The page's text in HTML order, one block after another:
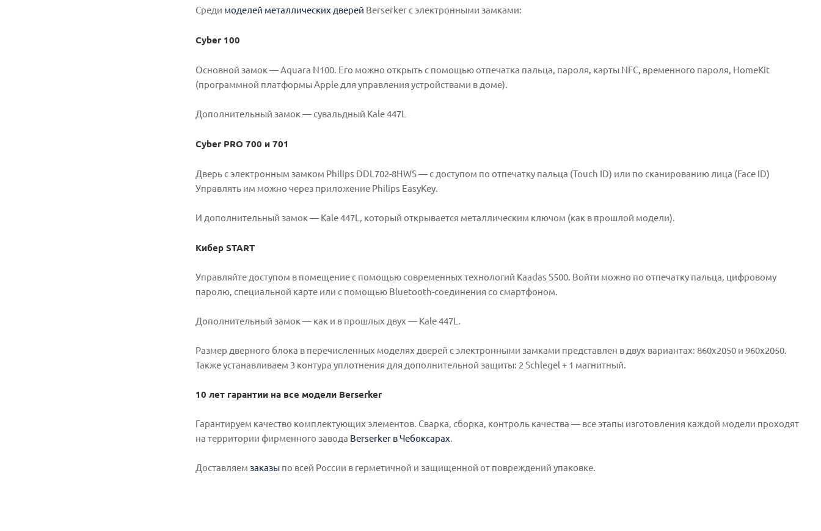
Среди моделей металлических дверей Berserker с электронными замками:
Cyber 100
Основной замок — Aquara N100. Его можно открыть с помощью отпечатка пальца, пароля, карты NFC, временного пароля, HomeKit
(программной платформы Apple для управления устройствами в доме).
Дополнительный замок — сувальдный Kale 447L
Cyber PRO 700 и 701
Дверь с электронным замком Philips DDL702-8HWS — с доступом по отпечатку пальца (Touch ID) или по сканированию лица (Face ID)
Управлять им можно через приложение Philips EasyKey.
И дополнительный замок — Kale 447L, который открывается металлическим ключом (как в прошлой модели).
Кибер START
Управляйте доступом в помещение с помощью современных технологий Kaadas S500. Войти можно по отпечатку пальца, цифровому
паролю, специальной карте или с помощью Bluetooth-соединения со смартфоном.
Дополнительный замок — как и в прошлых двух — Kale 447L.
Размер дверного блока в перечисленных моделях дверей с электронными замками представлен в двух вариантах: 860х2050 и 960х2050.
Также устанавливаем 3 контура уплотнения для дополнительной защиты: 2 Schlegel + 1 магнитный.
10 лет гарантии на все модели Berserker
Гарантируем качество комплектующих элементов. Сварка, сборка, контроль качества — все этапы изготовления каждой модели проходят
на территории фирменного завода Berserker в Чебоксарах.
Доставляем заказы по всей России в герметичной и защищенной от повреждений упаковке.